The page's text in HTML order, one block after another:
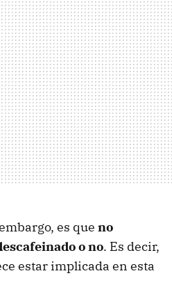
es que no
o no. Es decir,
estar implicada en esta